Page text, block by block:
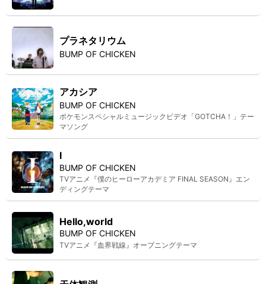
プラネタリウム
BUMP OF CHICKEN
アカシア
BUMP OF CHICKEN
ポケモンスペシャルミュージックビデオ「GOTCHA！」テー
マソング
I
BUMP OF CHICKEN
TVアニメ『僕のヒーローアカデミア FINAL SEASON』エン
ディングテーマ
Hello,world
BUMP OF CHICKEN
TVアニメ『血界戦線』オープニングテーマ